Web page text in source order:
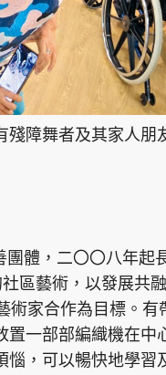
障舞者及其家人朋
體，二〇〇八年起
區藝術，以發展共
術家合作為目標。有
一部部編織機在中
，可以暢快地學習